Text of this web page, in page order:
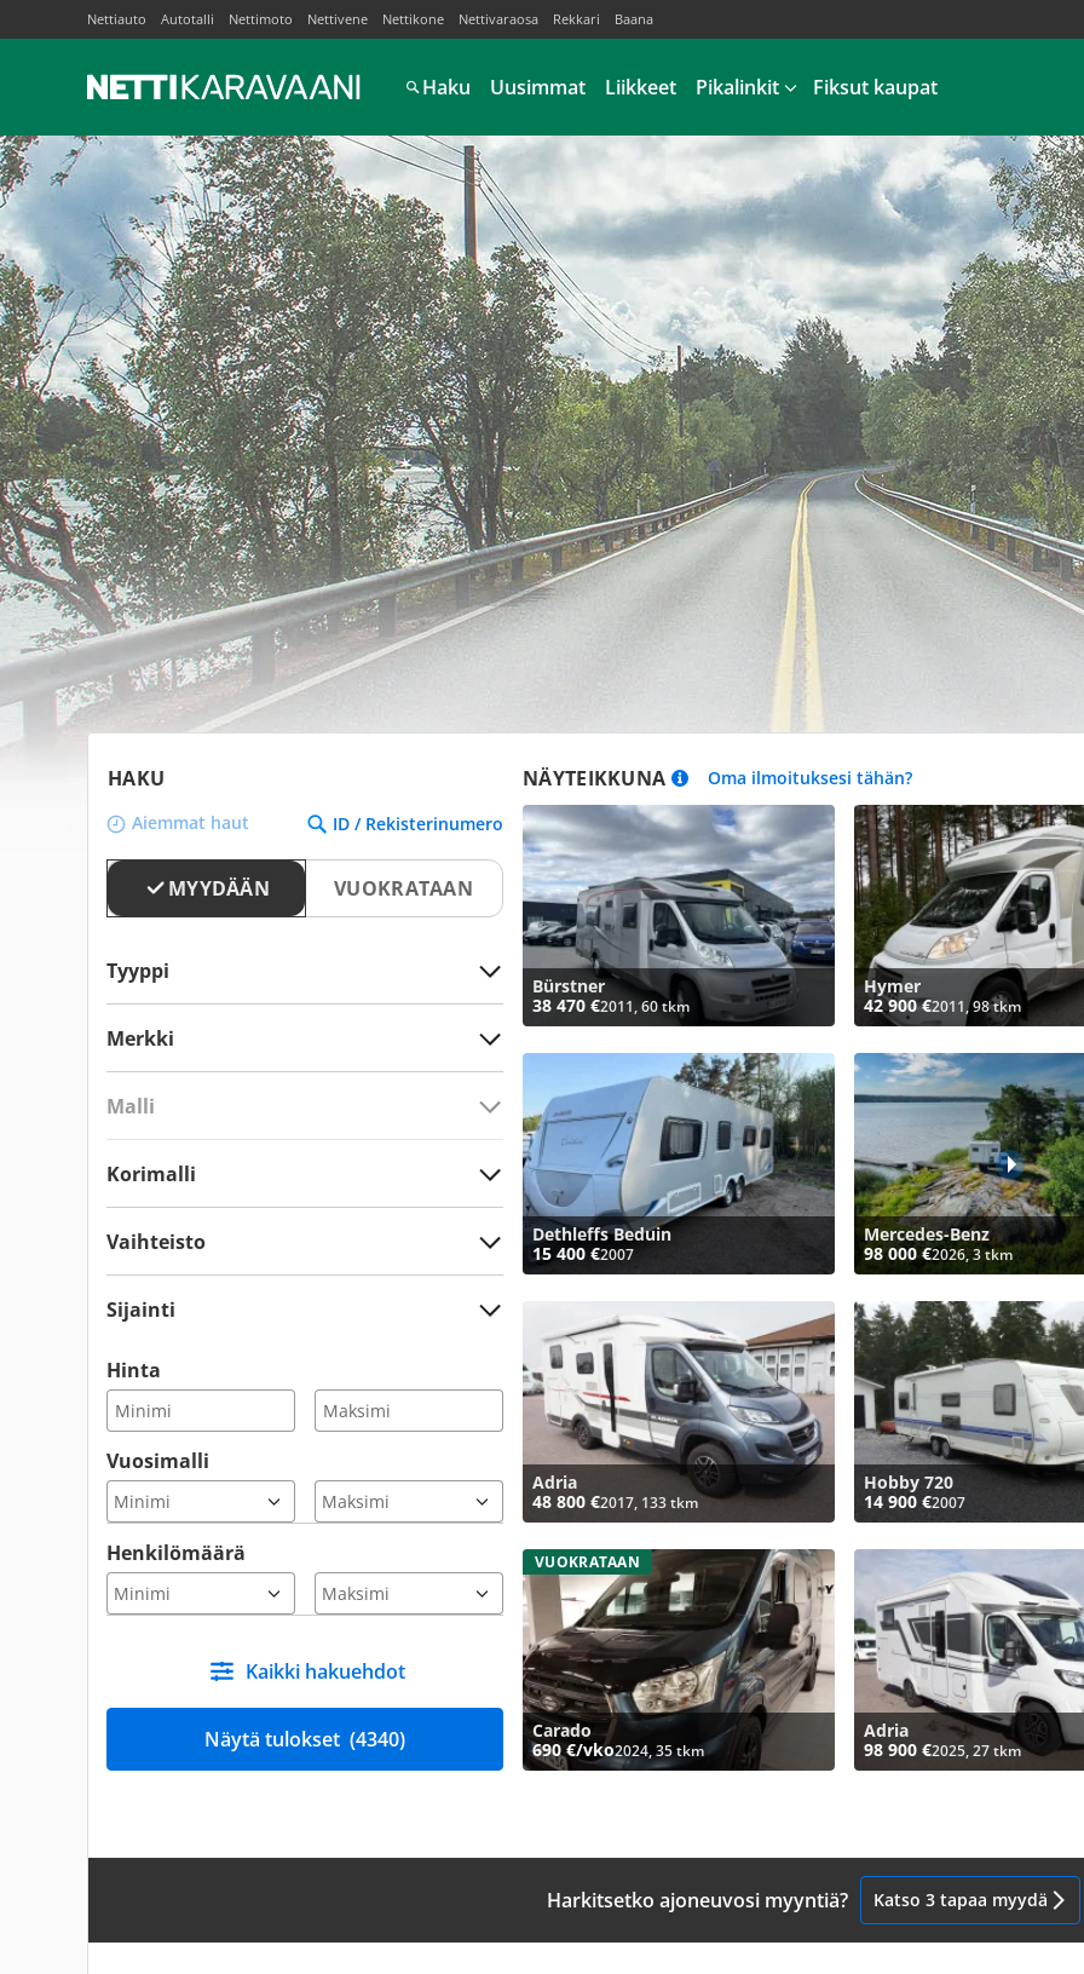
Nettiauto Autotalli Nettimoto Nettivene Nettikone Nettivaraosa Rekkari Baana
Haku Uusimmat Liikkeet Pikalinkit Fiksut kaupat
HAKU
Aiemmat haut ID / Rekisterinumero
MYYDÄÄN VUOKRATAAN
Tyyppi
Merkki
Malli
Korimalli
Vaihteisto
Sijainti
Henkilömäärä
Vuosimalli
Hinta
Kaikki hakuehdot
Näytä tulokset (4340)
NÄYTEIKKUNA Oma ilmoituksesi tähän?
Bürstner
38 470 €2011, 60 tkm
Hymer
42 900 €2011, 98 tkm
Dethleffs Beduin
15 400 €2007
Mercedes-Benz
98 000 €2026, 3 tkm
Adria
48 800 €2017, 133 tkm
Hobby 720
14 900 €2007
VUOKRATAAN
Carado
690 €/vko2024, 35 tkm
Adria
98 900 €2025, 27 tkm
Harkitsetko ajoneuvosi myyntiä? Katso 3 tapaa myydä